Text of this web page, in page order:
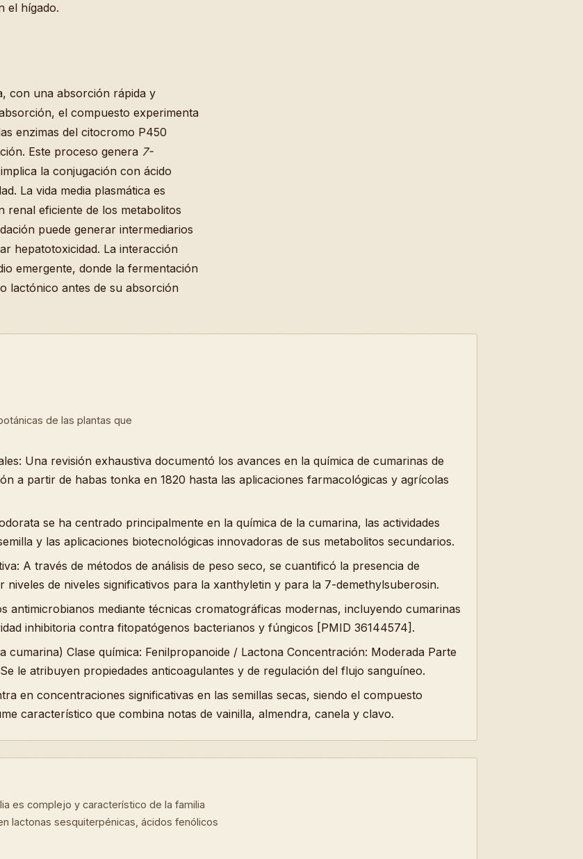
el hígado.
con una absorción rápida y
el compuesto experimenta
enzimas del citocromo P450
Este proceso genera 7-
implica la conjugación con ácido
La vida media plasmática es
renal eficiente de los metabolitos
puede generar intermediarios
hepatotoxicidad. La interacción
emergente, donde la fermentación
lactónico antes de su absorción
de las plantas que
Una revisión exhaustiva documentó los avances en la química de cumarinas de
a partir de habas tonka en 1820 hasta las aplicaciones farmacológicas y agrícolas
se ha centrado principalmente en la química de la cumarina, las actividades
y las aplicaciones biotecnológicas innovadoras de sus metabolitos secundarios.
A través de métodos de análisis de peso seco, se cuantificó la presencia de
de niveles significativos para la xanthyletin y para la 7-demethylsuberosin.
antimicrobianos mediante técnicas cromatográficas modernas, incluyendo cumarinas
inhibitoria contra fitopatógenos bacterianos y fúngicos [PMID 36144574].
cumarina) Clase química: Fenilpropanoide / Lactona Concentración: Moderada Parte
le atribuyen propiedades anticoagulantes y de regulación del flujo sanguíneo.
en concentraciones significativas en las semillas secas, siendo el compuesto
característico que combina notas de vainilla, almendra, canela y clavo.
es complejo y característico de la familia
lactonas sesquiterpénicas, ácidos fenólicos